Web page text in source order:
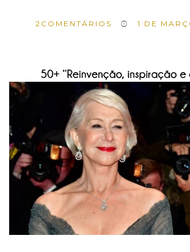
2 COMENTÁRIOS 1 DE